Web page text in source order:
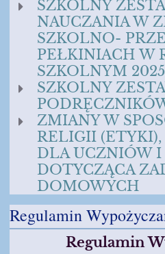
SZKOLNY
NAUCZANIA W
SZKOLNO-
PEŁKINIACH W
SZKOLNYM
SZKOLNY
ZMIANY W
RELIGII
DLA UCZNIÓW
DOTYCZĄCA
DOMOWYCH
Regulamin
Regulamin